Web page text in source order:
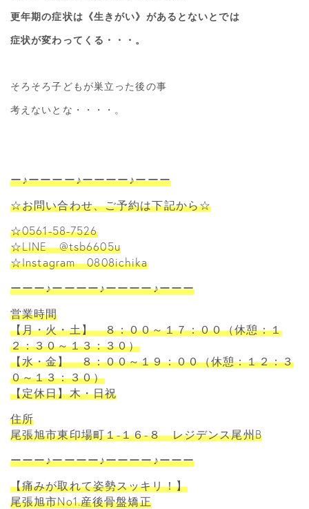
更年期の症状は《生きがい》があるとないとでは
症状が変わってくる・・・。
そろそろ子どもが巣立った後の事
考えないとな・・・・。
ー♪ーーーー♪ーーーー♪ーーー
☆お問い合わせ、ご予約は下記から☆
☆0561-58-7526
☆LINE @tsb6605u
☆Instagram 0808ichika
ーーー♪ーーーー♪ーーーー♪ーーー
営業時間
【月・火・土】 ８：００～１７：００（休憩：１
２：３０～１３：３０）
【水・金】 ８：００～１９：００（休憩：１２：３
０～１３：３０）
【定休日】木・日祝
住所
尾張旭市東印場町１-１６-８ レジデンス尾州B
ーーー♪ーーーー♪ーーーー♪ーーー
【痛みが取れて姿勢スッキリ！】
尾張旭市No1.産後骨盤矯正